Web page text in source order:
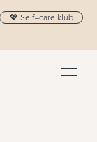
💖 Self–care klub